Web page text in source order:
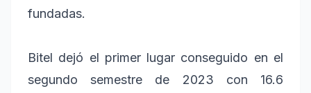
fundadas.
Bitel dejó el primer lugar conseguido en el
segundo semestre de 2023 con 16.6